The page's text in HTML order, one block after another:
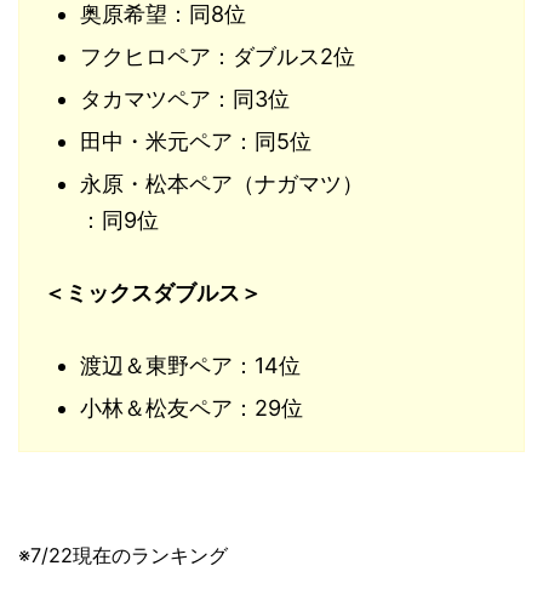
奥原希望：同8位
フクヒロペア：ダブルス2位
タカマツペア：同3位
田中・米元ペア：同5位
永原・松本ペア（ナガマツ）
：同9位
＜ミックスダブルス＞
渡辺＆東野ペア：14位
小林＆松友ペア：29位
※7/22現在のランキング